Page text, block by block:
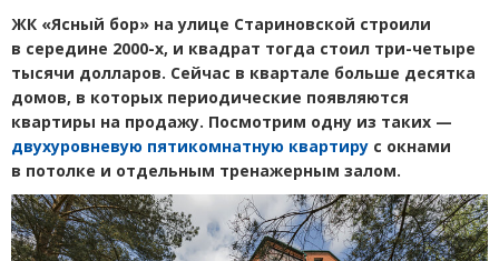
ЖК «Ясный бор» на улице Стариновской строили
в середине 2000-х, и квадрат тогда стоил три-четыре
тысячи долларов. Сейчас в квартале больше десятка
домов, в которых периодические появляются
квартиры на продажу. Посмотрим одну из таких —
двухуровневую пятикомнатную квартиру с окнами
в потолке и отдельным тренажерным залом.